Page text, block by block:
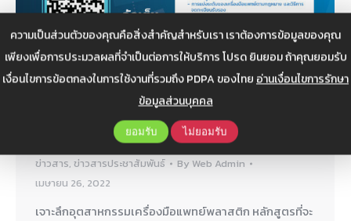
ความเป็นส่วนตัวของคุณคือสิ่งสำคัญสำหรับเรา เราต้องการข้อมูลของคุณ
เพียงเพื่อการประมวลผลที่จำเป็นต่อการให้บริการ โปรด ยินยอม ถ้าคุณยอมรับ
เงื่อนไขการข้อตกลงในการใช้งานที่รวมถึง PDPA ของไทยอ่านเงื่อนไขการรักษา
ข้อมูลส่วนบุคคล
ยอมรับ ไม่ยอมรับ
ประชาสัมพันธ์ หลักสูตรอบรม เจาะลึก
อุตสาหกรรมเครื่องมือแพทย์พลาสติก รุ่น2
ข่าวสาร, ข่าวสารประชาสัมพันธ์ By Web Admin
เมษายน 26, 2022
เจาะลึกอุตสาหกรรมเครื่องมือแพทย์พลาสติก หลักสูตรที่จะ